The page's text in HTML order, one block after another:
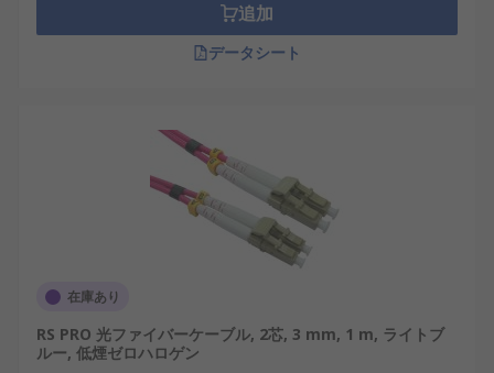
追加
データシート
在庫あり
RS PRO 光ファイバーケーブル, 2芯, 3 mm, 1 m, ライトブ
ルー, 低煙ゼロハロゲン